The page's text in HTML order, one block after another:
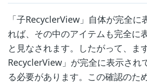
「子RecyclerView」自体が完全に
れば、その中のアイテムも完全に
と見なされます。したがって、ま
RecyclerView」が完全に表示され
る必要があります。この確認のた